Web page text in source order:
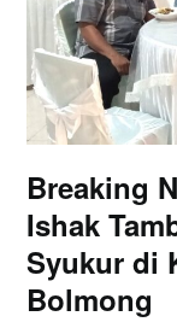
Breaking
Ishak
Syukur di
Bolmong